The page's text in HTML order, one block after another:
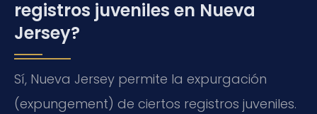
registros juveniles en Nueva
Jersey?
Sí, Nueva Jersey permite la expurgación
(expungement) de ciertos registros juveniles.